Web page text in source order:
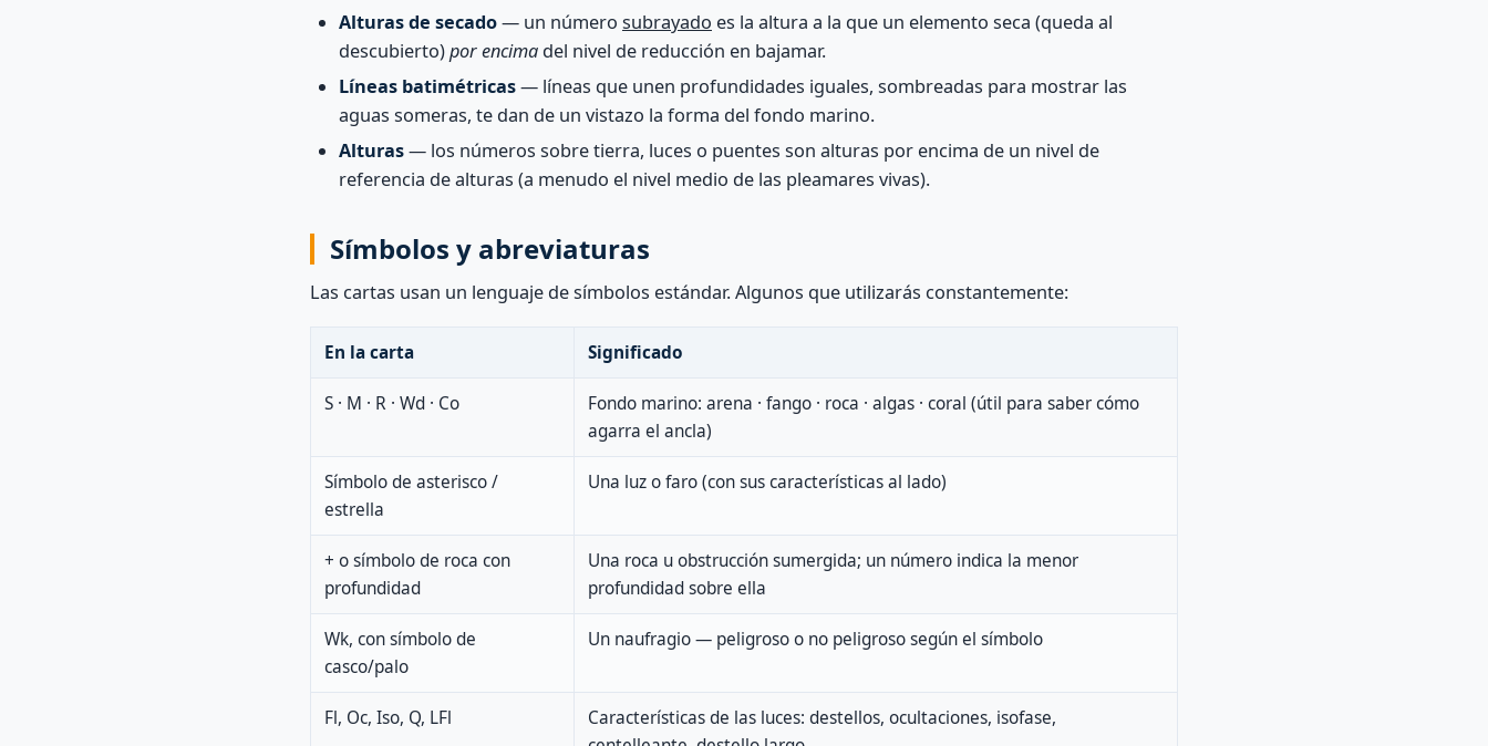
Alturas de secado— un número subrayado es la altura a la que un elemento seca (queda al
descubierto)por encima del nivel de reducción en bajamar.
Líneas batimétricas— líneas que unen profundidades iguales, sombreadas para mostrar las
aguas someras, te dan de un vistazo la forma del fondo marino.
Alturas— los números sobre tierra, luces o puentes son alturas por encima de un nivel de
referencia de alturas (a menudo el nivel medio de las pleamares vivas).
Símbolos y abreviaturas
Las cartas usan un lenguaje de símbolos estándar. Algunos que utilizarás constantemente:
En la carta Significado
S · M · R · Wd · Co
Fondo marino: arena · fango · roca · algas · coral (útil para saber cómo
agarra el ancla)
Símbolo de asterisco /
estrella
Una luz o faro (con sus características al lado)
+ o símbolo de roca con
profundidad
Una roca u obstrucción sumergida; un número indica la menor
profundidad sobre ella
Wk, con símbolo de
casco/palo
Un naufragio — peligroso o no peligroso según el símbolo
Fl, Oc, Iso, Q, LFl
Características de las luces: destellos, ocultaciones, isofase,